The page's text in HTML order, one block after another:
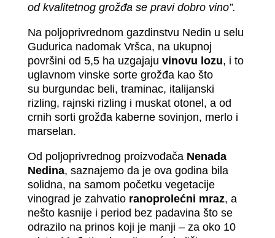
od kvalitetnog grožđa se pravi dobro vino”.
Na poljoprivrednom gazdinstvu Nedin u selu
Gudurica nadomak Vršca, na ukupnoj
površini od 5,5 ha uzgajaju vinovu lozu, i to
uglavnom vinske sorte grožđa kao što
su burgundac beli, traminac, italijanski
rizling, rajnski rizling i muskat otonel, a od
crnih sorti grožđa kaberne sovinjon, merlo i
marselan.
Od poljoprivrednog proizvođača Nenada
Nedina, saznajemo da je ova godina bila
solidna, na samom početku vegetacije
vinograd je zahvatio ranoprolećni mraz, a
nešto kasnije i period bez padavina što se
odrazilo na prinos koji je manji – za oko 10